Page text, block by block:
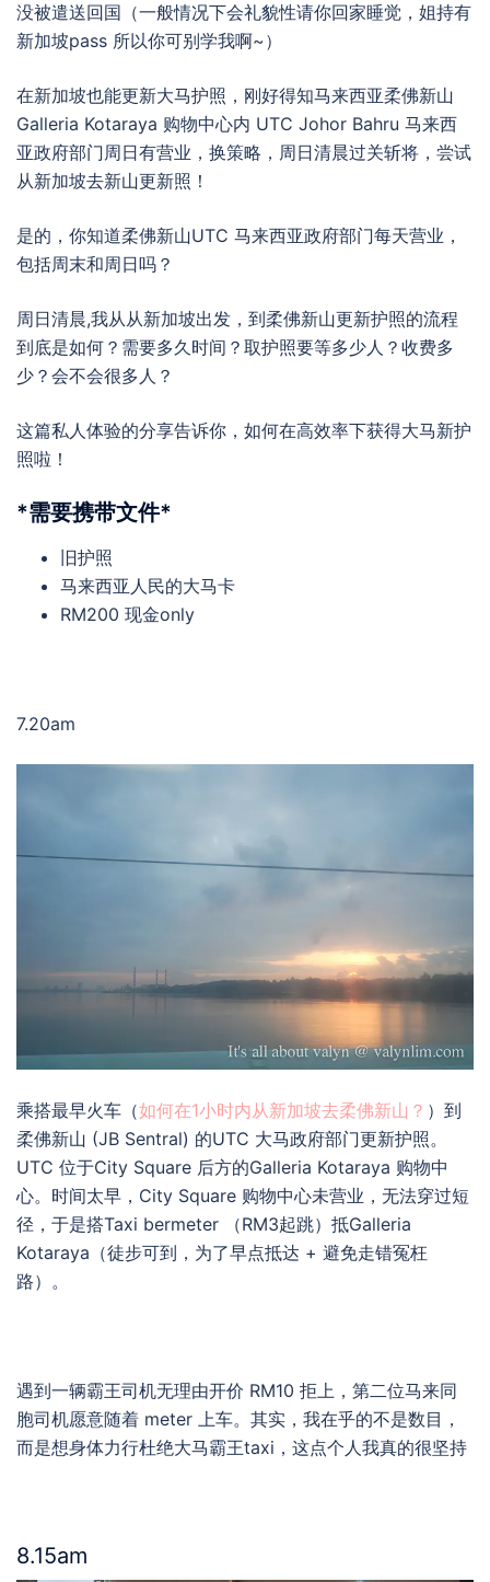
没被遣送回国（一般情况下会礼貌性请你回家睡觉，姐持有
新加坡pass 所以你可别学我啊~）
在新加坡也能更新大马护照，刚好得知马来西亚柔佛新山
Galleria Kotaraya 购物中心内 UTC Johor Bahru 马来西
亚政府部门周日有营业，换策略，周日清晨过关斩将，尝试
从新加坡去新山更新照！
是的，你知道柔佛新山UTC 马来西亚政府部门每天营业，
包括周末和周日吗？
周日清晨,我从从新加坡出发，到柔佛新山更新护照的流程
到底是如何？需要多久时间？取护照要等多少人？收费多
少？会不会很多人？
这篇私人体验的分享告诉你，如何在高效率下获得大马新护
照啦！
*需要携带文件*
旧护照
马来西亚人民的大马卡
RM200 现金only
7.20am
乘搭最早火车（如何在1小时内从新加坡去柔佛新山？ ）到
柔佛新山 (JB Sentral) 的UTC 大马政府部门更新护照。
UTC 位于City Square 后方的Galleria Kotaraya 购物中
心。时间太早，City Square 购物中心未营业，无法穿过短
径，于是搭Taxi bermeter （RM3起跳）抵Galleria
Kotaraya（徒步可到，为了早点抵达 + 避免走错冤枉
路）。
遇到一辆霸王司机无理由开价 RM10 拒上，第二位马来同
胞司机愿意随着 meter 上车。其实，我在乎的不是数目，
而是想身体力行杜绝大马霸王taxi，这点个人我真的很坚持
8.15am